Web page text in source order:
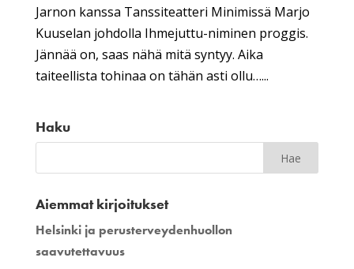
Jarnon kanssa Tanssiteatteri Minimissä Marjo
Kuuselan johdolla Ihmejuttu-niminen proggis.
Jännää on, saas nähä mitä syntyy. Aika
taiteellista tohinaa on tähän asti ollu…...
Haku
Aiemmat kirjoitukset
Helsinki ja perusterveydenhuollon
saavutettavuus